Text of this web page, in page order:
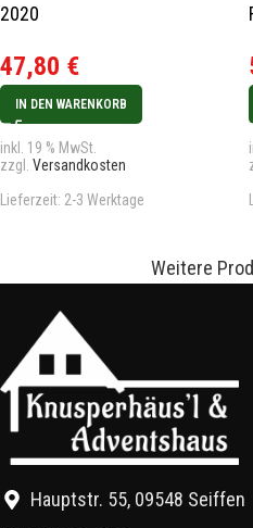
2020
47,80 €
IN DEN WARENKORB
inkl. 19 % MwSt.
zzgl. Versandkosten
Lieferzeit: 2-3 Werktage
Weitere
Hauptstr. 55, 09548 Seiffen